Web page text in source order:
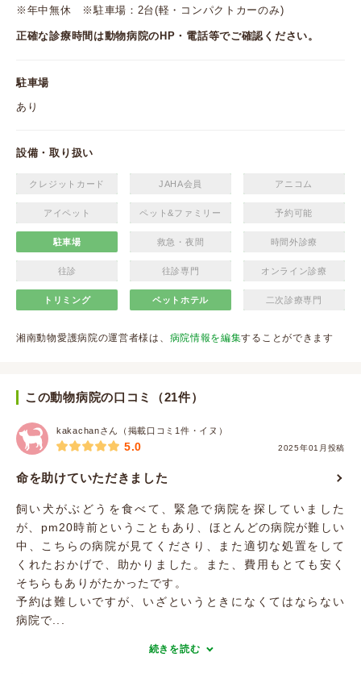
※年中無休 ※駐車場：2台(軽・コンパクトカーのみ)
正確な診療時間は動物病院のHP・電話等でご確認ください。
駐車場
あり
設備・取り扱い
クレジットカード JAHA会員 アニコム
アイペット ペット&ファミリー 予約可能
駐車場 救急・夜間 時間外診療
往診 往診専門 オンライン診療
トリミング ペットホテル 二次診療専門
湘南動物愛護病院の運営者様は、 病院情報を編集することができます
この動物病院の口コミ（21件）
kakachanさん（掲載口コミ1件・イヌ）
2025年01月投稿
5.0
命を助けていただきました
飼い犬がぶどうを食べて、緊急で病院を探していました
が、pm20時前ということもあり、ほとんどの病院が難しい
中、こちらの病院が見てくださり、また適切な処置をして
くれたおかげで、助かりました。また、費用もとても安く
そちらもありがたかったです。
予約は難しいですが、いざというときになくてはならない
病院で...
続きを読む